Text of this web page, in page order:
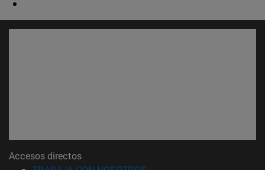
Accesos directos